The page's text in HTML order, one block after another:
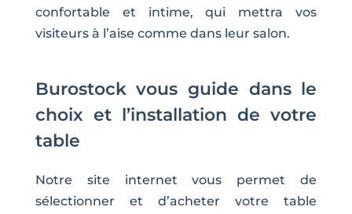
confortable et intime, qui mettra vos
visiteurs à l’aise comme dans leur salon.
Burostock vous guide dans le
choix et l’installation de votre
table
Notre site internet vous permet de
sélectionner et d’acheter votre table